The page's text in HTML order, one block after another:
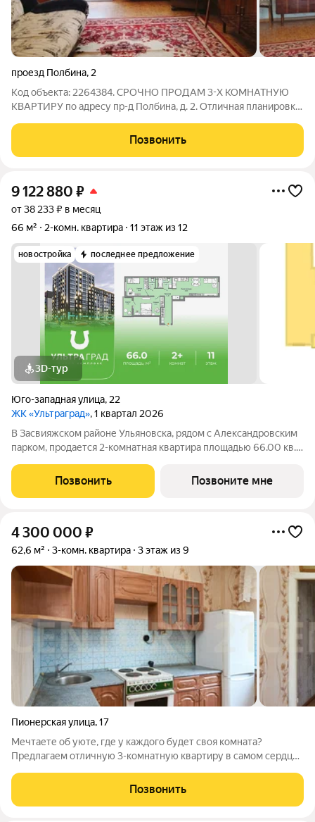
проезд Полбина, 2
Код объекта: 2264384. СРОЧНО ПРОДАМ 3-Х КОМНАТНУЮ
КВАРТИРУ по адресу пр-д Полбина, д. 2. Отличная планировка,
весь день наполнена солнечным светом.. Вся мебель и техника
остаются новым
Позвонить
9 122 880 ₽
от 38 233 ₽ в месяц
66 м²
2-комн. квартира 11 этаж из 12
новостройка последнее предложение
3D-тур
Юго-западная улица, 22
ЖК «Ультраград», 1 квартал 2026
В Засвияжском районе Ульяновска, рядом с Александровским
парком, продается 2-комнатная квартира площадью 66.00 кв.
Ультраград от федерального девелопера «Железно».
Ультраград ультра счастливый жилой
Позвонить Позвоните мне
4 300 000 ₽
62,6 м² 3-комн. квартира 3 этаж из 9
Пионерская улица,17
Мечтаете об уюте, где у каждого будет своя комната?
Предлагаем отличную 3-комнатную квартиру в самом сердце
Планировка:Три просторные изолированные комнаты дают
полную свободу действий: детская, спальня,
Позвонить